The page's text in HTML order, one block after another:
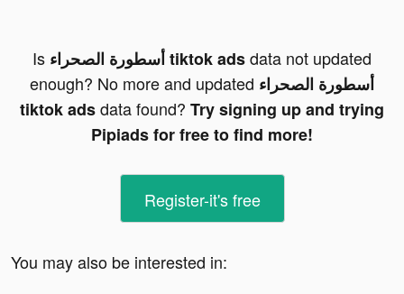
Is أسطورة الصحراء tiktok adsdata not updated
enough? No more and updated أسطورة الصحراء
tiktok adsdata found? Try signing up and trying
Pipiads for free to find more!
Register-it's free
You may also be interested in: